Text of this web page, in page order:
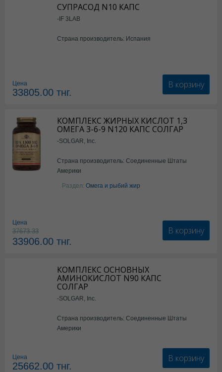
СУПРАСОД N10 КАПС
-IF 3LAB
Страна производитель: Испания
Цена
33805.00 тнг.
В корзину
КОМПЛЕКС ЖИРНЫХ КИСЛОТ 1,3
ОМЕГА 3-6-9 N120 КАПС СОЛГАР
-SOLGAR, Inc.
Страна производитель: Соединенные Штаты
Америки
Раздел: Омега и рыбий жир
Цена
37673.33
33906.00 тнг.
В корзину
КОМПЛЕКС ОСНОВНЫХ
АМИНОКИСЛОТ N90 КАПС
СОЛГАР
-SOLGAR, Inc.
Страна производитель: Соединенные Штаты
Америки
Цена
25662.00 тнг.
В корзину